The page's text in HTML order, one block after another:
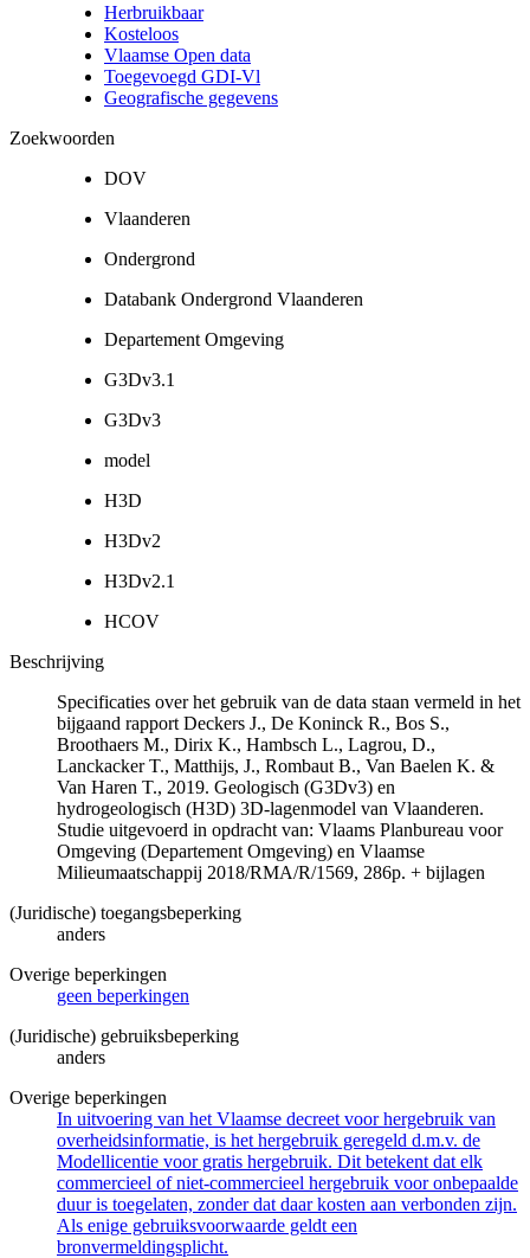
Herbruikbaar
Kosteloos
Vlaamse Open data
Toegevoegd GDI-Vl
Geografische gegevens
Zoekwoorden
DOV
Vlaanderen
Ondergrond
Databank Ondergrond Vlaanderen
Departement Omgeving
G3Dv3.1
G3Dv3
model
H3D
H3Dv2
H3Dv2.1
HCOV
Beschrijving
Specificaties over het gebruik van de data staan vermeld in het
bijgaand rapport Deckers J., De Koninck R., Bos S.,
Broothaers M., Dirix K., Hambsch L., Lagrou, D.,
Lanckacker T., Matthijs, J., Rombaut B., Van Baelen K. &
Van Haren T., 2019. Geologisch (G3Dv3) en
hydrogeologisch (H3D) 3D-lagenmodel van Vlaanderen.
Studie uitgevoerd in opdracht van: Vlaams Planbureau voor
Omgeving (Departement Omgeving) en Vlaamse
Milieumaatschappij 2018/RMA/R/1569, 286p. + bijlagen
(Juridische) toegangsbeperking
anders
Overige beperkingen
geen beperkingen
(Juridische) gebruiksbeperking
anders
Overige beperkingen
In uitvoering van het Vlaamse decreet voor hergebruik van
overheidsinformatie, is het hergebruik geregeld d.m.v. de
Modellicentie voor gratis hergebruik. Dit betekent dat elk
commercieel of niet-commercieel hergebruik voor onbepaalde
duur is toegelaten, zonder dat daar kosten aan verbonden zijn.
Als enige gebruiksvoorwaarde geldt een
bronvermeldingsplicht.